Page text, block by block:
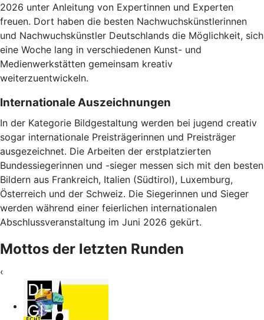
2026 unter Anleitung von Expertinnen und Experten
freuen. Dort haben die besten Nachwuchskünstlerinnen
und Nachwuchskünstler Deutschlands die Möglichkeit, sich
eine Woche lang in verschiedenen Kunst- und
Medienwerkstätten gemeinsam kreativ
weiterzuentwickeln.
Internationale Auszeichnungen
In der Kategorie Bildgestaltung werden bei jugend creativ
sogar internationale Preisträgerinnen und Preisträger
ausgezeichnet. Die Arbeiten der erstplatzierten
Bundessiegerinnen und -sieger messen sich mit den besten
Bildern aus Frankreich, Italien (Südtirol), Luxemburg,
Österreich und der Schweiz. Die Siegerinnen und Sieger
werden während einer feierlichen internationalen
Abschlussveranstaltung im Juni 2026 gekürt.
Mottos der letzten Runden
‹